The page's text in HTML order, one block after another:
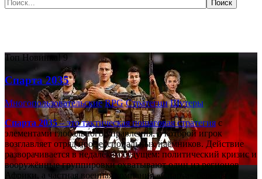
Топ Новинка! 9
Спарта 2035
Многопользовательские RPG Стратегии Шутеры
Спарта 2035– это тактическаяпошаговая стратегияс
элементами глобального управления, в которой игрок
возглавляет отряд профессиональных наёмников. Действие
разворачивается в недалёком будущем: политический кризис и
вооружённые группировки охватывают один из регионов
Африки, а частная военная компания «Спарта» берётся за